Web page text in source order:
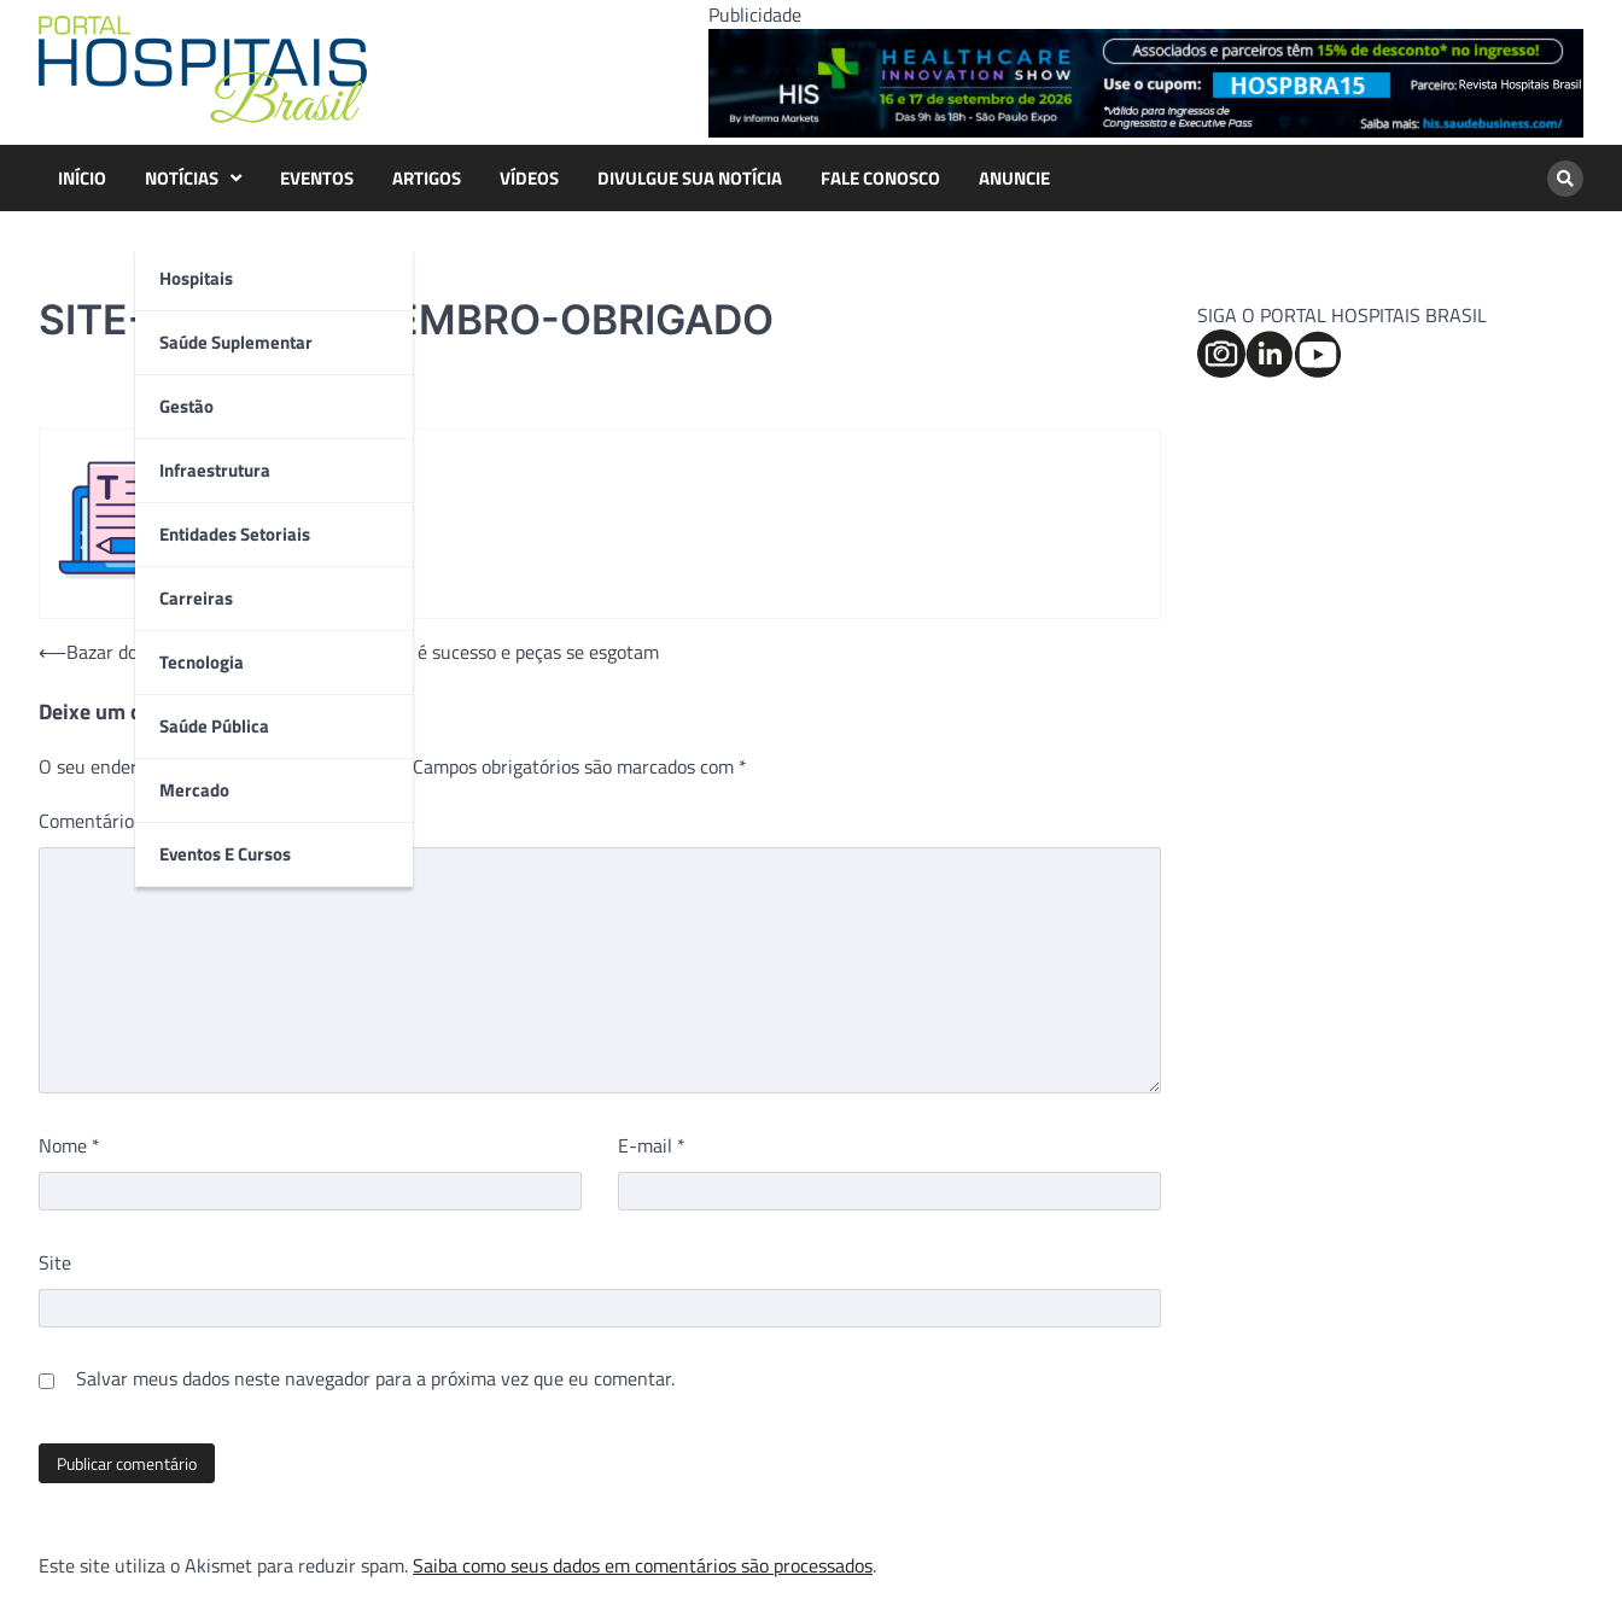
content
Publicidade
INÍCIO NOTÍCIAS
Hospitais
Saúde Suplementar
Gestão
Infraestrutura
Entidades Setoriais
Carreiras
Tecnologia
Saúde Pública
Mercado
Eventos E Cursos
EVENTOS ARTIGOS VÍDEOS DIVULGUE SUA NOTÍCIA FALE CONOSCO ANUNCIE
SITE-BAZAR-NOVEMBRO-OBRIGADO
Navegação
Post
⟵Bazar do Hospital do Câncer de Uberlândia é sucesso e peças se esgotam
Deixe um comentário
O seu endereço de e-mail não será publicado. Campos obrigatórios são marcados com *
Comentário
Nome * E-mail *
Site
Salvar meus dados neste navegador para a próxima vez que eu comentar.
Este site utiliza o Akismet para reduzir spam.Saiba como seus dados em comentários são processados.
SIGA O PORTAL HOSPITAIS BRASIL